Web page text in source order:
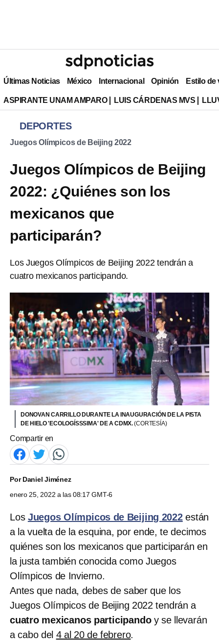
Últimas Noticias México Internacional Opinión Estilo de
ASPIRANTE UNAM AMPARO LUIS CÁRDENAS MVS
DEPORTES
Juegos Olímpicos de Beijing 2022
Juegos Olímpicos de Beijing
2022: ¿Quiénes son los
mexicanos que
participarán?
Los Juegos Olímpicos de Beijing 2022 tendrán a
cuatro mexicanos participando.
DONOVAN CARRILLO DURANTE LA INAUGURACIÓN DE LA PISTA
DE HIELO 'ECOLOGÍSSSIMA' DE A CDMX.(CORTESÍA)
Compartir en
PorDaniel Jiménez
enero 25, 2022 a las 08:17 GMT-6
Los Juegos Olímpicos de Beijing 2022están
a la vuelta de la esquina, por ende, te decimos
quiénes son los mexicanos que participarán en
la justa también conocida como Juegos
Olímpicos de Invierno.
Antes que nada, debes de saber que los
Juegos Olímpicos de Beijing 2022 tendrán a
cuatro mexicanos participando y se llevarán
a cabo del 4 al 20 de febrero.